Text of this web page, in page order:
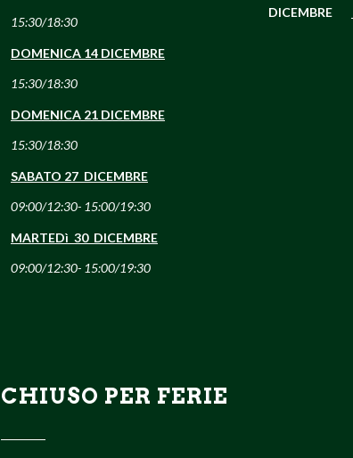
15:30/18:30
DOMENICA 14 DICEMBRE
15:30/18:30
DOMENICA 21 DICEMBRE
15:30/18:30
SABATO 27 DICEMBRE
09:00/12:30- 15:00/19:30
MARTEDì 30 DICEMBRE
09:00/12:30- 15:00/19:30
DICEMBRE
CHIUSO PER FERIE